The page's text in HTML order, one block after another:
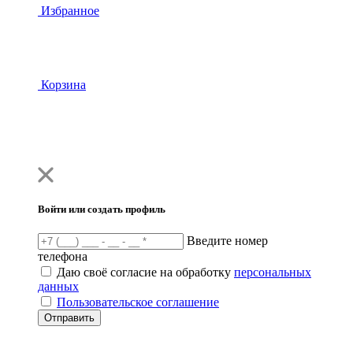
Избранное
Корзина
Войти или создать профиль
Введите номер
телефона
Даю своё согласие на обработку персональных
данных
Пользовательское соглашение
Отправить